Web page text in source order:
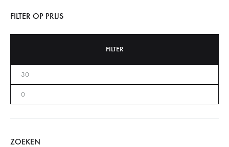
FILTER OP PRIJS
FILTER
ZOEKEN